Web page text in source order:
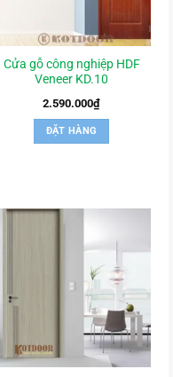
Cửa gỗ công nghiệp HDF
Veneer KD.10
2.590.000₫
ĐẶT HÀNG